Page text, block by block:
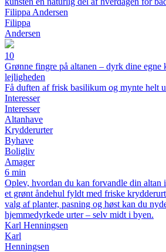
Filippa Andersen
Filippa
Andersen
10
Grønne fingre på altanen – dyrk dine egne
lejligheden
Få duften af frisk basilikum og mynte helt
Interesser
Interesser
Altanhave
Krydderurter
Byhave
Boligliv
Amager
6 min
Oplev, hvordan du kan forvandle din altan
et grønt åndehul fyldt med friske
valg af planter, pasning og høst kan du
hjemmedyrkede urter – selv midt i byen.
Karl Henningsen
Karl
Henningsen